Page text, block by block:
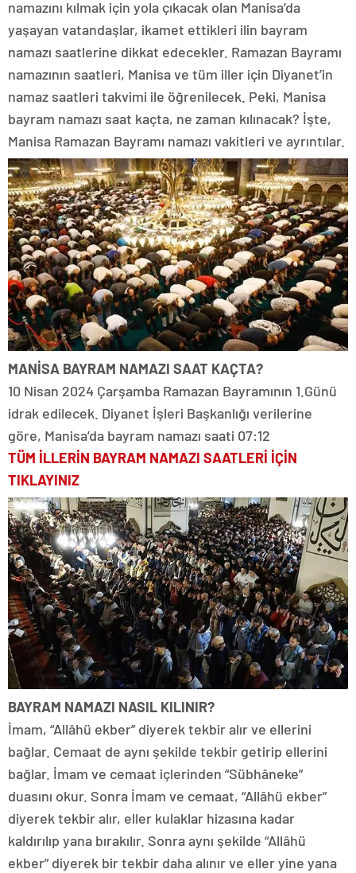
namazını kılmak için yola çıkacak olan Manisa’da
yaşayan vatandaşlar, ikamet ettikleri ilin bayram
namazı saatlerine dikkat edecekler. Ramazan Bayramı
namazının saatleri, Manisa ve tüm iller için Diyanet’in
namaz saatleri takvimi ile öğrenilecek. Peki, Manisa
bayram namazı saat kaçta, ne zaman kılınacak? İşte,
Manisa Ramazan Bayramı namazı vakitleri ve ayrıntılar.
MANİSA BAYRAM NAMAZI SAAT KAÇTA?
10 Nisan 2024 Çarşamba Ramazan Bayramının 1.Günü
idrak edilecek. Diyanet İşleri Başkanlığı verilerine
göre, Manisa’da bayram namazı saati 07:12
TÜM İLLERİN BAYRAM NAMAZI SAATLERİ İÇİN
TIKLAYINIZ
BAYRAM NAMAZI NASIL KILINIR?
İmam, “Allâhü ekber” diyerek tekbir alır ve ellerini
bağlar. Cemaat de aynı şekilde tekbir getirip ellerini
bağlar. İmam ve cemaat içlerinden “Sübhâneke”
duasını okur. Sonra İmam ve cemaat, “Allâhü ekber”
diyerek tekbir alır, eller kulaklar hizasına kadar
kaldırılıp yana bırakılır. Sonra aynı şekilde “Allâhü
ekber” diyerek bir tekbir daha alınır ve eller yine yana